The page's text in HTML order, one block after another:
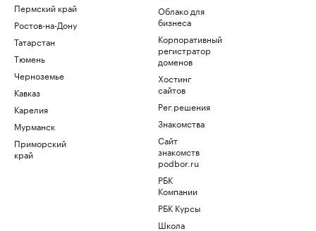
Пермский край
Ростов-на-Дону
Татарстан
Тюмень
Черноземье
Кавказ
Карелия
Мурманск
Приморский
край
Облако для
бизнеса
Корпоративный
регистратор
доменов
Хостинг
сайтов
Рег.решения
Знакомства
Сайт
знакомств
podbor.ru
РБК
Компании
РБК Курсы
Школа